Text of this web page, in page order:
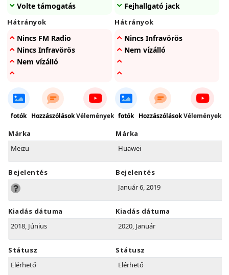
Volte támogatás
Hátrányok
Nincs FM Radio
Nincs Infravörös
Nem vízálló
fotók HozzászólásokVélemények
Márka
Meizu
Bejelentés
Kiadás dátuma
2018, Június
Státusz
Elérhető
Fejhallgató jack
Hátrányok
Nincs Infravörös
Nem vízálló
fotók HozzászólásokVélemények
Márka
Huawei
Bejelentés
Január 6, 2019
Kiadás dátuma
2020, Január
Státusz
Elérhető